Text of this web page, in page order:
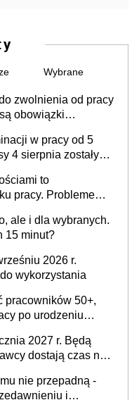
Wybrane
zwolnienia od pracy
obowiązki
w pracy od 5
4 sierpnia zostały
to
pracy. Problemem
systemu i
ale i dla wybranych.
15 minut?
2026 r.
wykorzystania
pracowników 50+,
po urodzeniu
na rzecz
2027 r. Będą
dostają czas na
nie przepadną -
i